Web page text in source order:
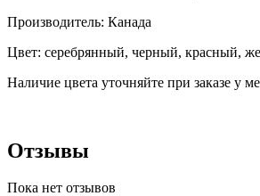
Производитель: Канада
Цвет: серебрянный, черный, красный,
Наличие цвета уточняйте при заказе у
Отзывы
Пока нет отзывов